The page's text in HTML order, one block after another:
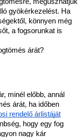
gyökérkezelést. Ha
könnyen még
a fogsorunkat is
árát?
minél előbb, annál
árát, ha időben
rendelő árlistáját
hogy egy fog
nagy kár